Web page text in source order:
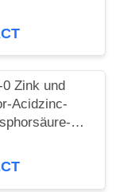
an
Zink und
Acidzinc-
für